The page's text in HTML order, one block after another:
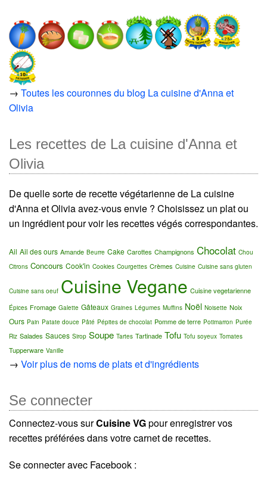
→ Toutes les couronnes du blog La cuisine d'Anna et
Olivia
Les recettes de La cuisine d'Anna et
Olivia
De quelle sorte de recette végétarienne de La cuisine
d'Anna et Olivia avez-vous envie ? Choisissez un plat ou
un ingrédient pour voir les recettes végés correspondantes.
Ail Ail des ours Amande Beurre Cake Carottes Champignons Chocolat Chou
Citrons Concours Cook'in Cookies Courgettes Crèmes Cuisine Cuisine sans gluten
Cuisine sans oeuf Cuisine Vegane Cuisine vegetarienne
Épices Fromage Galette Gâteaux Graines Légumes Muffins Noël Noisette Noix
Ours Pain Patate douce Pâté Pépites de chocolat Pomme de terre Potimarron Purée
Riz Salades Sauces Sirop Soupe Tartes Tartinade Tofu Tofu soyeux Tomates
Tupperware Vanille
→ Voir plus de noms de plats et d'ingrédients
Se connecter
Connectez-vous surCuisine VGpour enregistrer vos
recettes préférées dans votre carnet de recettes.
Se connecter avec Facebook :